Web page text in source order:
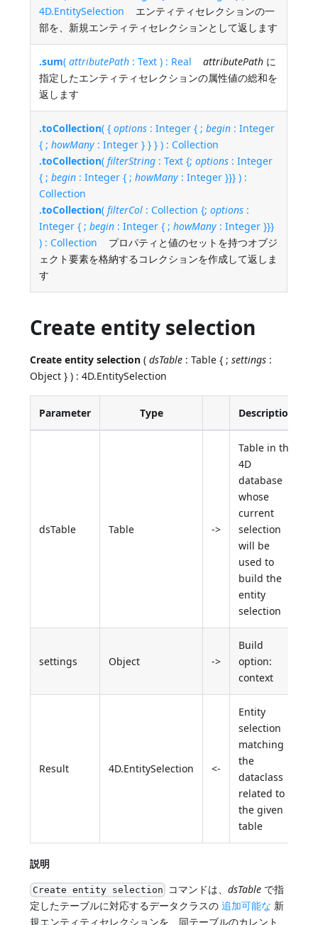
4D.EntitySelection エンティティセレクションの一
部を、新規エンティティセレクションとして返します
.sum(attributePath : Text ) : Real attributePath に
指定したエンティティセレクションの属性値の総和を
返します
.toCollection( {options : Integer { ;begin : Integer
{ ;howMany : Integer } } } ) : Collection
.toCollection(filterString : Text {;options : Integer
{ ;begin : Integer { ;howMany : Integer }}} ) :
Collection
.toCollection(filterCol : Collection {;options :
Integer { ;begin : Integer { ;howMany : Integer }}}
) : Collection プロパティと値のセットを持つオブジ
ェクト要素を格納するコレクションを作成して返しま
す
Create entity selection
Create entity selection (dsTable : Table { ;settings :
Object } ) : 4D.EntitySelection
Parameter Type Description
dsTable Table ->
Table in the
4D
database
whose
current
selection
will be
used to
build the
entity
selection
settings Object ->
Build
option:
context
Result 4D.EntitySelection <-
Entity
selection
matching
the
dataclass
related to
the given
table
説明
Create entity selection コマンドは、 dsTableで指
定したテーブルに対応するデータクラスの追加可能な 新
規エンティティセレクションを、同テーブルのカレント